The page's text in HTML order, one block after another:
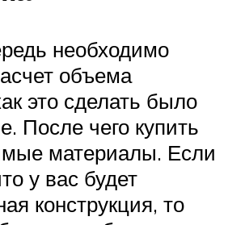
необходимо
объема
это сделать было
После чего купить
материалы. Если
у вас будет
конструкция, то